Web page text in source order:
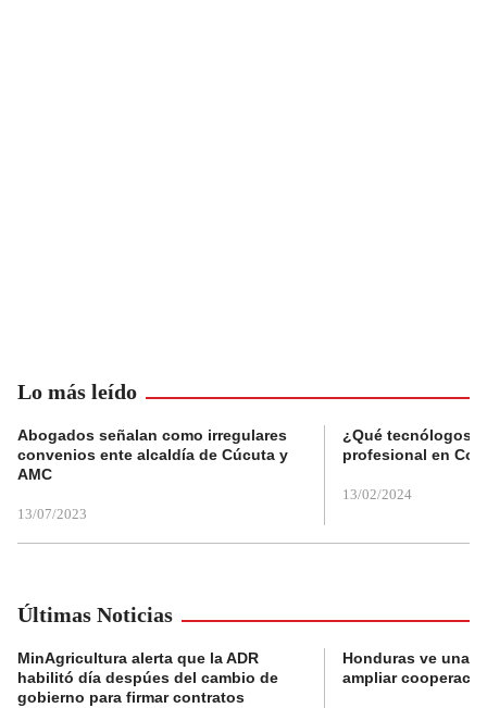
Lo más leído
Abogados señalan como irregulares
convenios ente alcaldía de Cúcuta y
AMC
13/07/2023
¿Qué tecnólogos
profesional en
13/02/2024
Últimas Noticias
MinAgricultura alerta que la ADR
habilitó día despúes del cambio de
gobierno para firmar contratos
Honduras ve una
ampliar